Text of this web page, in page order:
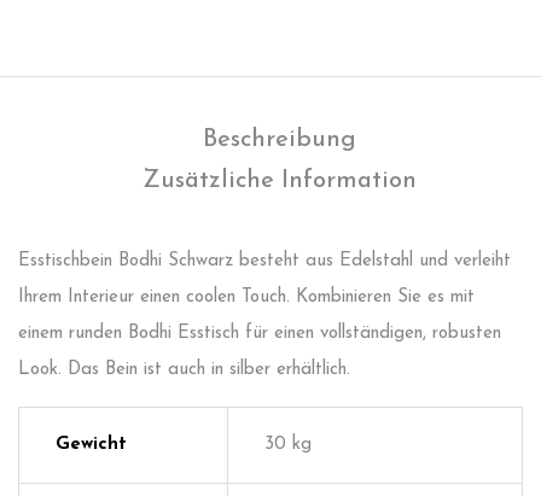
Beschreibung
Zusätzliche Information
Esstischbein Bodhi Schwarz besteht aus Edelstahl und verleiht
Ihrem Interieur einen coolen Touch. Kombinieren Sie es mit
einem runden Bodhi Esstisch für einen vollständigen, robusten
Look. Das Bein ist auch in silber erhältlich.
Gewicht 30 kg